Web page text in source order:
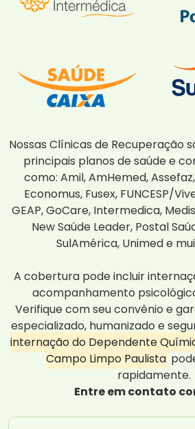
Nossas Clínicas de Recuperação
principais planos de saúde e
como: Amil, AmHemed,
Economus, Fusex, FUNCESP/
GEAP, GoCare, Intermedica,
New Saúde Leader, Postal
SulAmérica, Unimed e
A cobertura pode incluir
acompanhamento
Verifique com seu convênio e
especializado, humanizado e
internação do Dependente
Campo Limpo Paulista
rapidamente.
Entre em contato